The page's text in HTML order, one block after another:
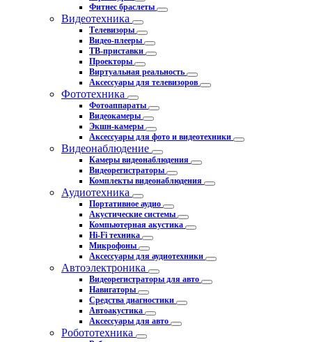
Фитнес браслеты
Видеотехника
Телевизоры
Видео-плееры
ТВ-приставки
Проекторы
Виртуальная реальность
Аксессуары для телевизоров
Фототехника
Фотоаппараты
Видеокамеры
Экшн-камеры
Аксессуары для фото и видеотехники
Видеонаблюдение
Камеры видеонаблюдения
Видеорегистраторы
Комплекты видеонаблюдения
Аудиотехника
Портативное аудио
Акустические системы
Компьютерная акустика
Hi-Fi техника
Микрофоны
Аксессуары для аудиотехники
Автоэлектроника
Видеорегистраторы для авто
Навигаторы
Средства диагностики
Автоакустика
Аксессуары для авто
Робототехника